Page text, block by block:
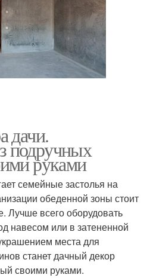
дачи.
подручных
руками
семейные застолья на
обеденной зоны стоит
Лучше всего оборудовать
навесом или в затененной
места для
станет дачный декор
своими руками.